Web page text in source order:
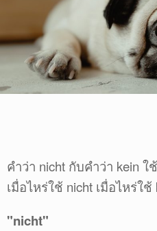
คำว่า nicht กับคำว่า kein
เมื่อไหร่ใช้ nicht เมื่อไหร่ใ
"nicht"